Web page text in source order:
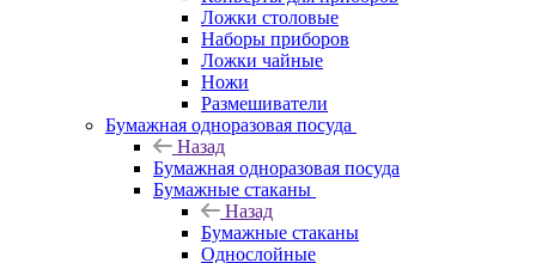
Ложки столовые
Наборы приборов
Ложки чайные
Ножи
Размешиватели
Бумажная одноразовая посуда
Назад
Бумажная одноразовая посуда
Бумажные стаканы
Назад
Бумажные стаканы
Однослойные